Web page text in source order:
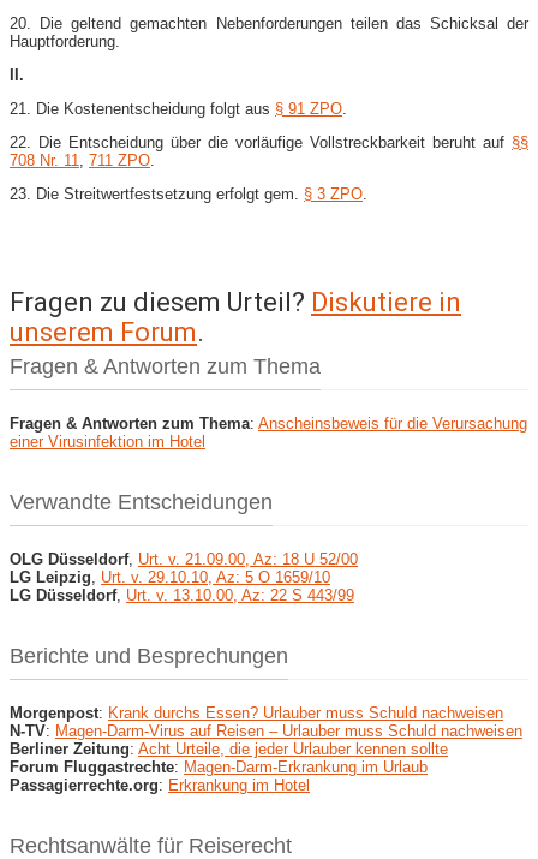
20. Die geltend gemachten Nebenforderungen teilen das Schicksal der
Hauptforderung.
II.
21. Die Kostenentscheidung folgt aus § 91 ZPO
22. Die Entscheidung über die vorläufige Vollstreckbarkeit beruht auf §§
708 Nr. 11
711 ZPO
23. Die Streitwertfestsetzung erfolgt gem. § 3 ZPO
Fragen zu diesem Urteil? Diskutiere in
unserem Forum.
Fragen & Antworten zum Thema
Fragen & Antworten zum Thema: Anscheinsbeweis für die Verursachung
einer Virusinfektion im Hotel
Verwandte Entscheidungen
OLG Düsseldorf, Urt. v. 21.09.00, Az: 18 U 52/00
LG Leipzig
Urt. v. 29.10.10, Az: 5 O 1659/10
LG Düsseldorf, Urt. v. 13.10.00, Az: 22 S 443/99
Berichte und Besprechungen
Morgenpost: Krank durchs Essen? Urlauber muss Schuld nachweisen
N-TV: Magen-Darm-Virus auf Reisen – Urlauber muss Schuld nachweisen
Berliner Zeitung: Acht Urteile, die jeder Urlauber kennen sollte
Forum Fluggastrechte: Magen-Darm-Erkrankung im Urlaub
Passagierrechte.org: Erkrankung im Hotel
Rechtsanwälte für Reiserecht